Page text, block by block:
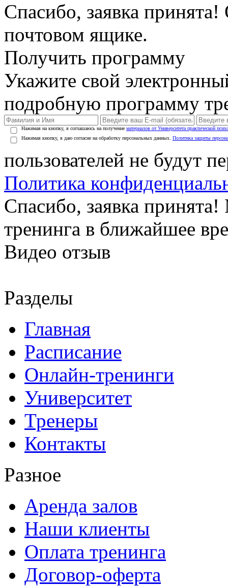
Спасибо, заявка
почтовом ящике.
Получить программу
Укажите свой
подробную программу
Нажимая на кнопку, я соглашаюсь на получение материалов от Университета практической
Нажимая кнопку, я даю согласие на обработку персональных данных. Политика защиты
пользователей не будут
Политика
Спасибо, заявка
тренинга в ближайшее
Видео отзыв
Разделы
Главная
Расписание
Онлайн-тренинги
Университет
Тренеры
Контакты
Разное
Аренда залов
Наши клиенты
Оплата тренинга
Договор-оферта